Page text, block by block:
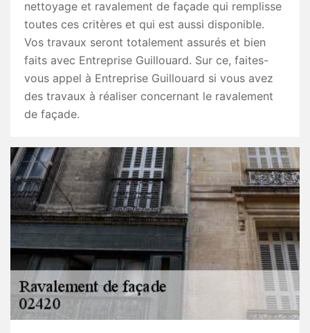
nettoyage et ravalement de façade qui remplisse
toutes ces critères et qui est aussi disponible.
Vos travaux seront totalement assurés et bien
faits avec Entreprise Guillouard. Sur ce, faites-
vous appel à Entreprise Guillouard si vous avez
des travaux à réaliser concernant le ravalement
de façade.